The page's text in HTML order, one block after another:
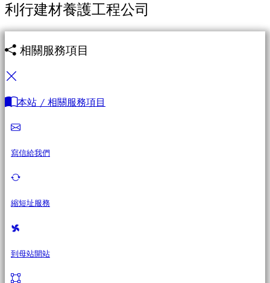
利行建材養護工程公司
相關服務項目
本站 / 相關服務項目
寫信給我們
縮短址服務
到母站開站